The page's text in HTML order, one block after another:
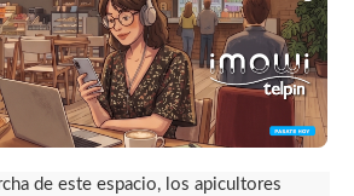
de este espacio, los apicultores